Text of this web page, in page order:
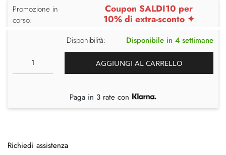
Promozione in
corso:
Coupon SALDI10 per
10% di extra-sconto ✦
Disponibilità: Disponibile in 4 settimane
AGGIUNGI AL CARRELLO
Paga in 3 rate con
Richiedi assistenza